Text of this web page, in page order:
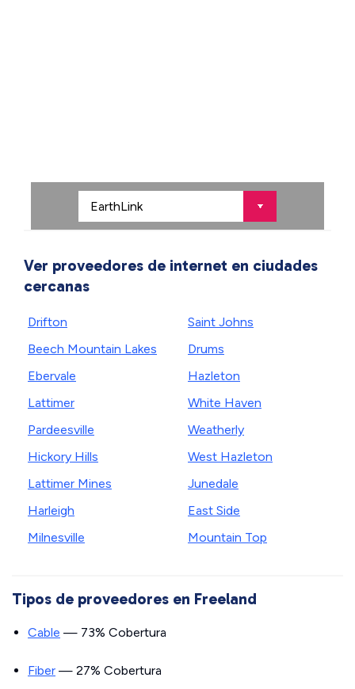
Ver proveedores de internet en ciudades
cercanas
Drifton
Beech Mountain Lakes
Ebervale
Lattimer
Pardeesville
Hickory Hills
Lattimer Mines
Harleigh
Milnesville
Saint Johns
Drums
Hazleton
White Haven
Weatherly
West Hazleton
Junedale
East Side
Mountain Top
Tipos de proveedores en Freeland
Cable — 73% Cobertura
Fiber — 27% Cobertura